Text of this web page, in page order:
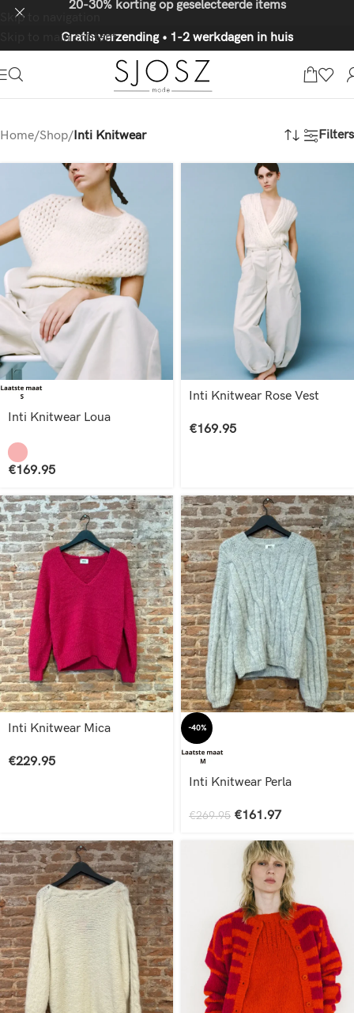
Skip to navigation
Skip to main content
20-30% korting op geselecteerde items
Gratis verzending • 1-2 werkdagen in huis
Home/Shop/Inti Knitwear Filters
Inti Knitwear Loua
€169.95
Inti Knitwear Rose Vest
€169.95
Inti Knitwear Mica
€229.95
-40%
Inti Knitwear Perla
€269.95 €161.97